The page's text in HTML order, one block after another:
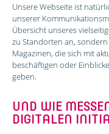
Unsere Webseite ist
unserer
Übersicht unseres
zu Standorten an,
Magazinen, die sich mit
beschäftigen oder
geben.
UND WIE
DIGITALEN